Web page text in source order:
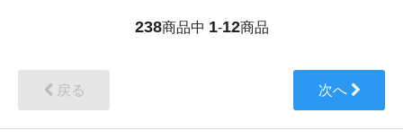
238商品中 1-12商品
戻る 次へ